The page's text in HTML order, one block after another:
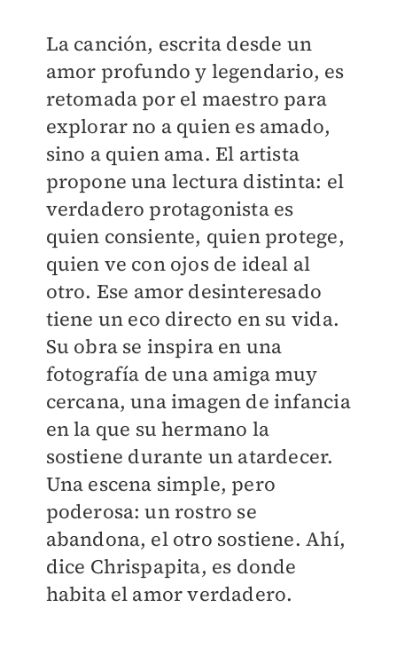
La canción, escrita desde un
amor profundo y legendario, es
retomada por el maestro para
explorar no a quien es amado,
sino a quien ama. El artista
propone una lectura distinta: el
verdadero protagonista es
quien consiente, quien protege,
quien ve con ojos de ideal al
otro. Ese amor desinteresado
tiene un eco directo en su vida.
Su obra se inspira en una
fotografía de una amiga muy
cercana, una imagen de infancia
en la que su hermano la
sostiene durante un atardecer.
Una escena simple, pero
poderosa: un rostro se
abandona, el otro sostiene. Ahí,
dice Chrispapita, es donde
habita el amor verdadero.